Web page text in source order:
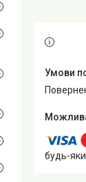
будь-